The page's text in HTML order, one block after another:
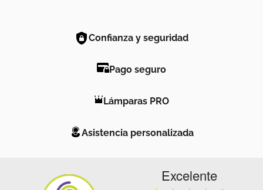
Confianza y seguridad
Pago seguro
Lámparas PRO
Asistencia personalizada
Excelente